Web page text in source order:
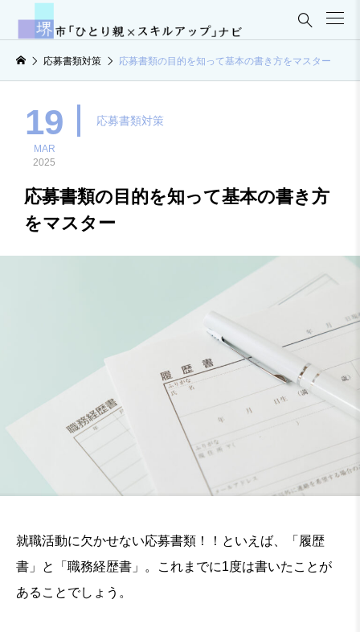

応募書類対策 応募書類の目的を知って基本の書き方をマスター
19
MAR
2025
応募書類対策
応募書類の目的を知って基本の書き方
をマスター
就職活動に欠かせない応募書類！！といえば、「履歴
書」と「職務経歴書」。これまでに1度は書いたことが
あることでしょう。